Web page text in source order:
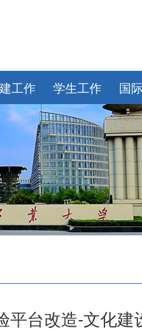
工作 学生工作 国
平台改造-文化